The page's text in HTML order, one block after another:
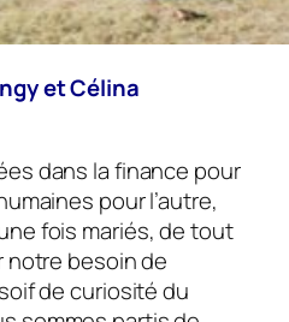
et Célina
dans la finance pour
pour l’autre,
fois mariés, de tout
besoin de
de curiosité du